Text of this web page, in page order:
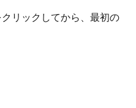
クリックしてから、最初の